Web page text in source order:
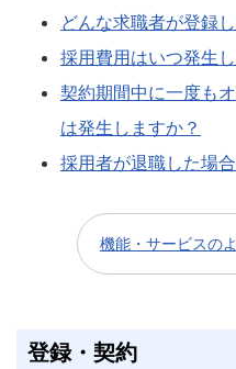
どんな求職者が登録
採用費用はいつ発生
契約期間中に一度も
は発生しますか？
採用者が退職した場
機能・サービスの
登録・契約